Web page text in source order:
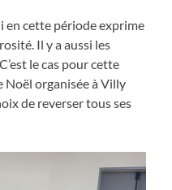
en cette période exprime
Il y a aussi les
le cas pour cette
organisée à Villy
de reverser tous ses